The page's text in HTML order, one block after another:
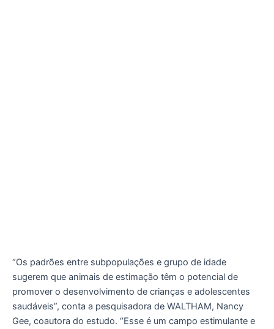
“Os padrões entre subpopulações e grupo de idade
sugerem que animais de estimação têm o potencial de
promover o desenvolvimento de crianças e adolescentes
saudáveis”, conta a pesquisadora de WALTHAM, Nancy
Gee, coautora do estudo. “Esse é um campo estimulante e